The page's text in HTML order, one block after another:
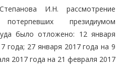
И.Н. рассмотрение
президиумом
было отложено: 12 января
года; 27 января 2017 года на 9
2017 года на 21 февраля 2017